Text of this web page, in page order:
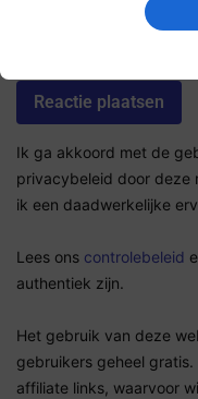
Ik ga akkoord met de
privacybeleid door deze
ik een daadwerkelijke
Lees ons controlebeleid
authentiek zijn.
Het gebruik van deze
gebruikers geheel
affiliate links, waarvoor